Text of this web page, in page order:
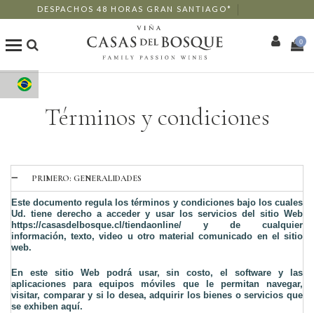
DESPACHOS 48 HORAS GRAN SANTIAGO*
Loja Online
Os Nossos Vinhos
Enoturismo
Restaurantes
Eventos
Mais
0
Términos y condiciones
PRIMERO: GENERALIDADES
Este documento regula los términos y condiciones bajo los cuales
Ud. tiene derecho a acceder y usar los servicios del sitio Web
https://casasdelbosque.cl/tiendaonline/ y de cualquier
información, texto, video u otro material comunicado en el sitio
web.
En este sitio Web podrá usar, sin costo, el software y las
aplicaciones para equipos móviles que le permitan navegar,
visitar, comparar y si lo desea, adquirir los bienes o servicios que
se exhiben aquí.